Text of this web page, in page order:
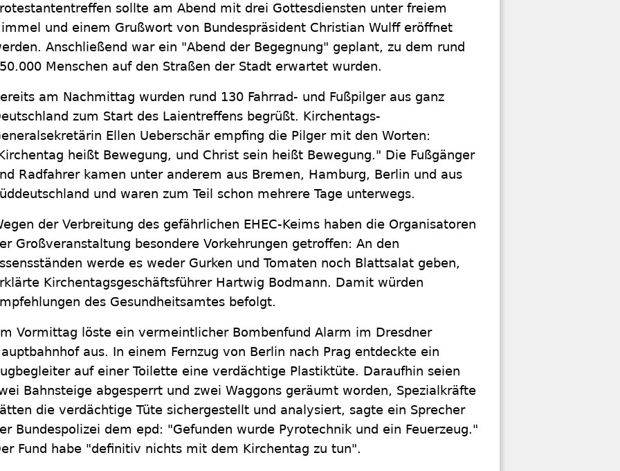
sollte am Abend mit drei Gottesdiensten unter freiem
und einem Grußwort von Bundespräsident Christian Wulff eröffnet
Anschließend war ein "Abend der Begegnung" geplant, zu dem rund
Menschen auf den Straßen der Stadt erwartet wurden.
am Nachmittag wurden rund 130 Fahrrad- und Fußpilger aus ganz
zum Start des Laientreffens begrüßt. Kirchentags-
Ellen Ueberschär empfing die Pilger mit den Worten:
heißt Bewegung, und Christ sein heißt Bewegung." Die Fußgänger
Radfahrer kamen unter anderem aus Bremen, Hamburg, Berlin und aus
und waren zum Teil schon mehrere Tage unterwegs.
der Verbreitung des gefährlichen EHEC-Keims haben die Organisatoren
Großveranstaltung besondere Vorkehrungen getroffen: An den
werde es weder Gurken und Tomaten noch Blattsalat geben,
Kirchentagsgeschäftsführer Hartwig Bodmann. Damit würden
des Gesundheitsamtes befolgt.
Vormittag löste ein vermeintlicher Bombenfund Alarm im Dresdner
aus. In einem Fernzug von Berlin nach Prag entdeckte ein
auf einer Toilette eine verdächtige Plastiktüte. Daraufhin seien
Bahnsteige abgesperrt und zwei Waggons geräumt worden, Spezialkräfte
die verdächtige Tüte sichergestellt und analysiert, sagte ein Sprecher
Bundespolizei dem epd: "Gefunden wurde Pyrotechnik und ein Feuerzeug."
Fund habe "definitiv nichts mit dem Kirchentag zu tun".